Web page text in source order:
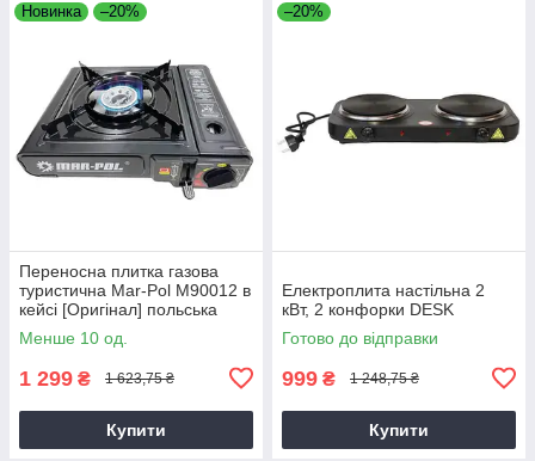
Новинка –20%
Переносна плитка газова
туристична Mar-Pol M90012 в
кейсі [Оригінал] польська
Менше 10 од.
1 299 ₴ 1 623,75 ₴
Купити
–20%
Електроплита настільна 2
кВт, 2 конфорки DESK
Готово до відправки
999 ₴ 1 248,75 ₴
Купити